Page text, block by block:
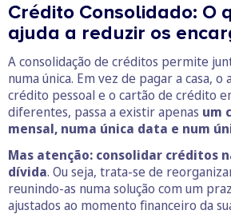
Crédito Consolidado: O
ajuda a reduzir os
A consolidação de créditos permite
numa única. Em vez de pagar a casa, o
crédito pessoal e o cartão de crédito
diferentes, passa a existir apenas um
mensal, numa única data e num
Mas atenção: consolidar créditos
dívida. Ou seja, trata-se de
reunindo-as numa solução com um
ajustados ao momento financeiro da